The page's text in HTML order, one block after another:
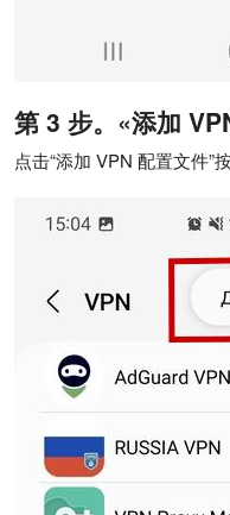
第 3 步。«添加
点击“添加 VPN 配置文件”